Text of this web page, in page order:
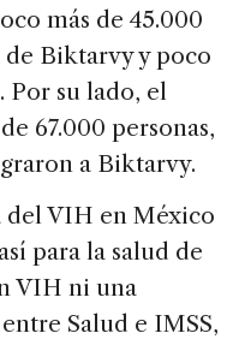
más de 45.000
de Biktarvy y poco
Por su lado, el
67.000 personas,
a Biktarvy.
del VIH en México
para la salud de
VIH ni una
Salud e IMSS,